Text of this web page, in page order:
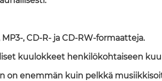
, CD-R- ja CD-RW-formaatteja.
kuulokkeet henkilökohtaiseen
on enemmän kuin pelkkä